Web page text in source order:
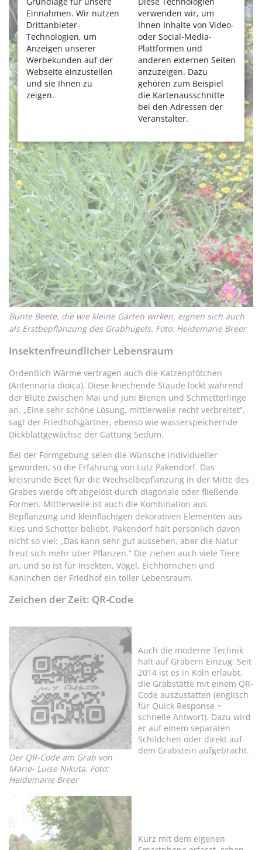
Einnahmen. Wir nutzen
Drittanbieter-
Technologien, um
Anzeigen unserer
Werbekunden auf der
Webseite einzustellen
und sie Ihnen zu
zeigen.
verwenden wir, um
Ihnen Inhalte von Video-
oder Social-Media-
Plattformen und
anderen externen Seiten
anzuzeigen. Dazu
gehören zum Beispiel
die Kartenausschnitte
bei den Adressen der
Veranstalter.
Bunte Beete, die wie kleine Gärten wirken, eignen sich auch
als Erstbepflanzung des Grabhügels. Foto: Heidemarie Breer
Insektenfreundlicher Lebensraum
Ordentlich Wärme vertragen auch die Katzenpfötchen
(Antennaria dioica). Diese kriechende Staude lockt während
der Blüte zwischen Mai und Juni Bienen und Schmetterlinge
an. „Eine sehr schöne Lösung, mittlerweile recht verbreitet“,
sagt der Friedhofsgärtner, ebenso wie wasserspeichernde
Dickblattgewächse der Gattung Sedum.
Bei der Formgebung seien die Wünsche individueller
geworden, so die Erfahrung von Lutz Pakendorf. Das
kreisrunde Beet für die Wechselbepflanzung in der Mitte des
Grabes werde oft abgelöst durch diagonale oder fließende
Formen. Mittlerweile ist auch die Kombination aus
Bepflanzung und kleinflächigen dekorativen Elementen aus
Kies und Schotter beliebt. Pakendorf hält persönlich davon
nicht so viel: „Das kann sehr gut aussehen, aber die Natur
freut sich mehr über Pflanzen.“ Die ziehen auch viele Tiere
an, und so ist für Insekten, Vögel, Eichhörnchen und
Kaninchen der Friedhof ein toller Lebensraum.
Zeichen der Zeit: QR-Code
Der QR-Code am Grab von
Marie- Luise Nikuta. Foto:
Heidemarie Breer
Auch die moderne Technik
hält auf Gräbern Einzug: Seit
2014 ist es in Köln erlaubt,
die Grabstätte mit einem QR-
Code auszustatten (englisch
für Quick Response =
schnelle Antwort). Dazu wird
er auf einem separaten
Schildchen oder direkt auf
dem Grabstein aufgebracht.
Kurz mit dem eigenen